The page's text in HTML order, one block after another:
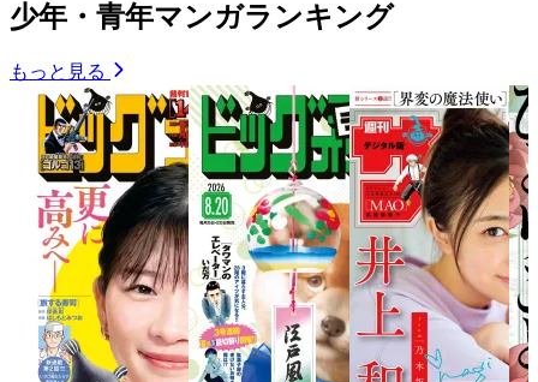
少年・青年マンガランキング
もっと見る